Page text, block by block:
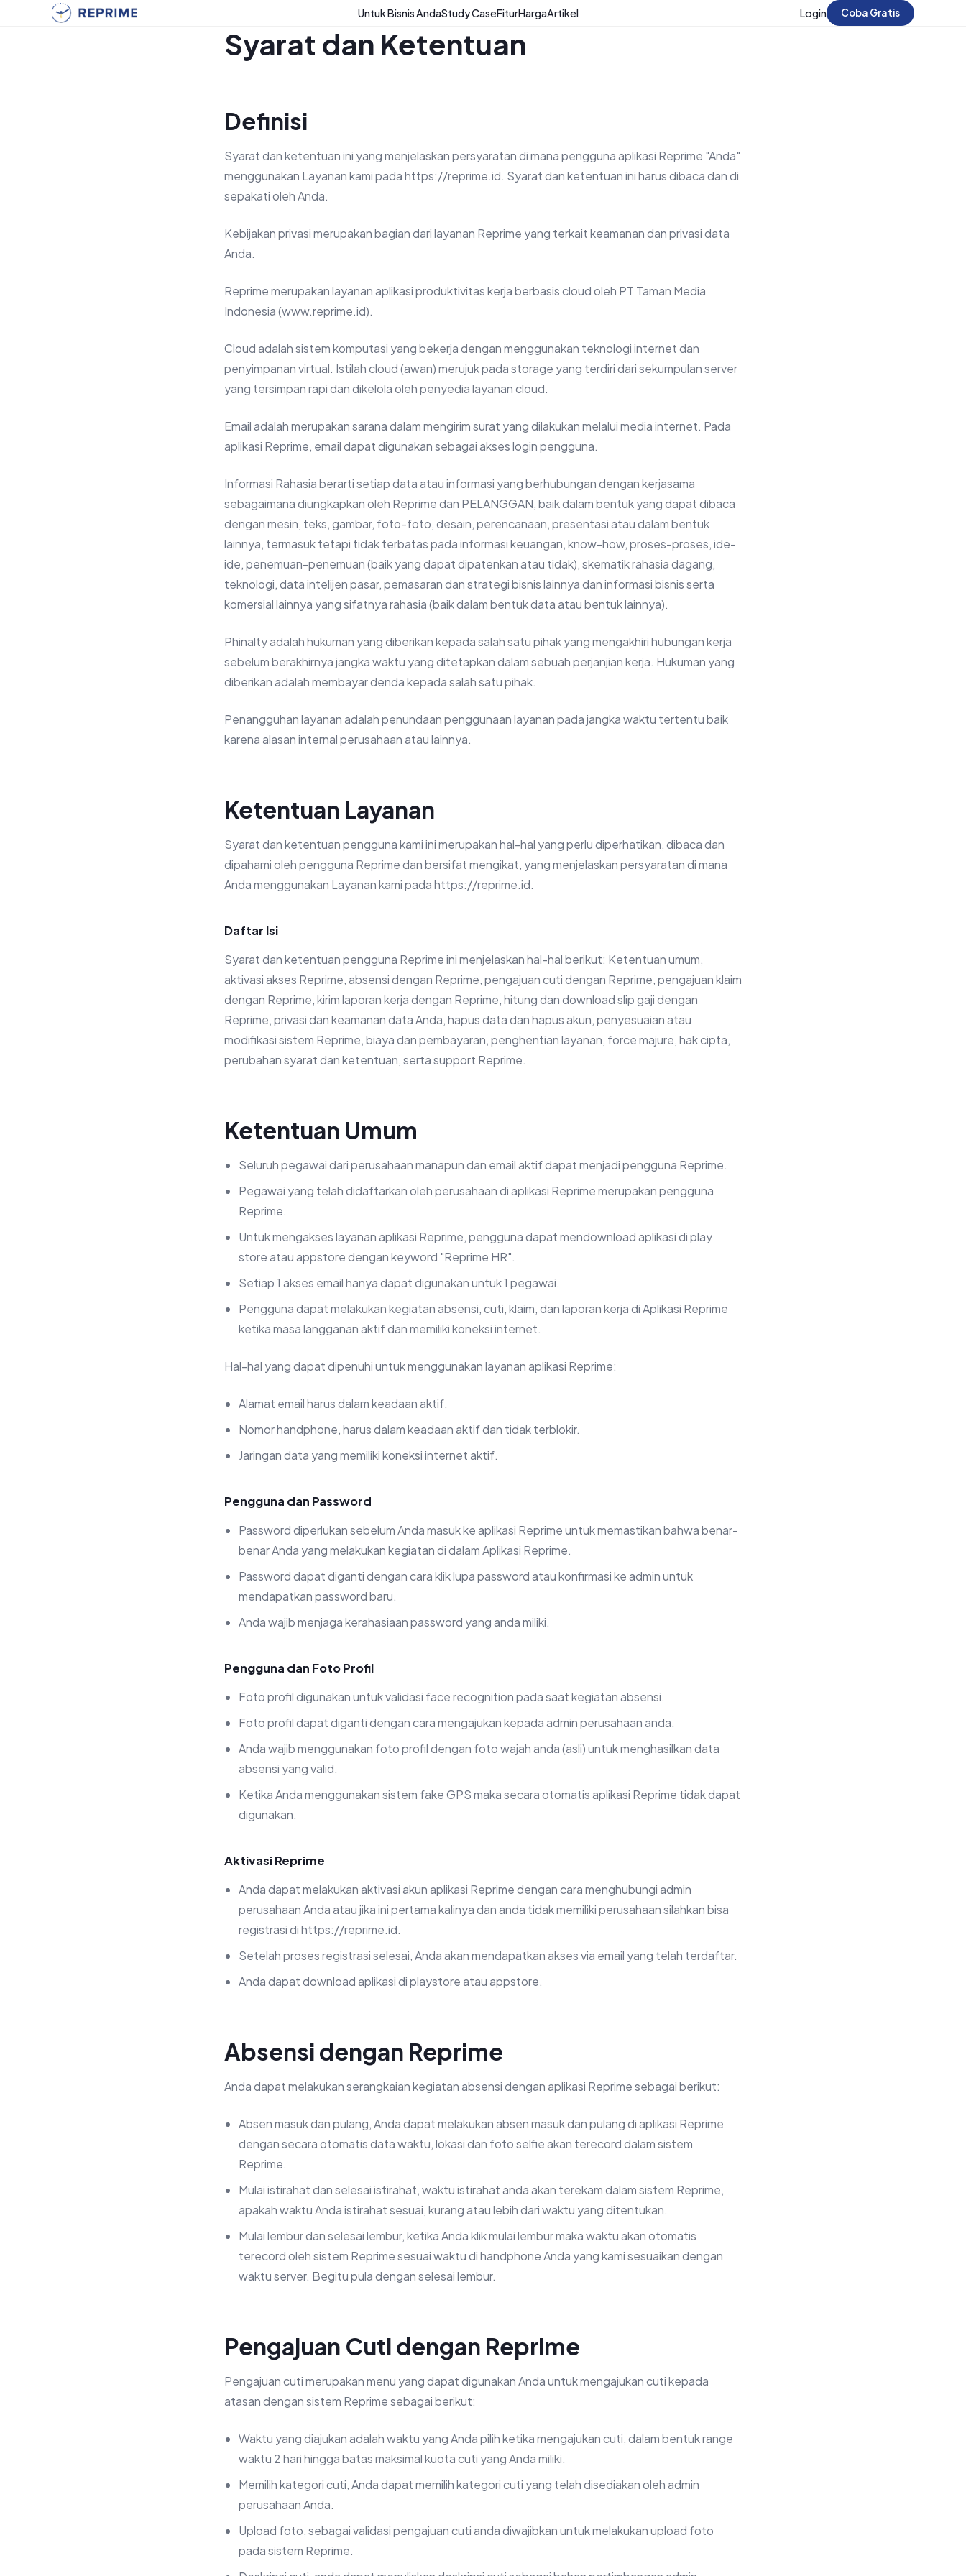
Untuk Bisnis AndaStudy CaseFiturHargaArtikel Login Coba Gratis
Syarat dan Ketentuan
Definisi
Syarat dan ketentuan ini yang menjelaskan persyaratan di mana pengguna aplikasi Reprime "Anda"
menggunakan Layanan kami pada https://reprime.id. Syarat dan ketentuan ini harus dibaca dan di
sepakati oleh Anda.
Kebijakan privasi merupakan bagian dari layanan Reprime yang terkait keamanan dan privasi data
Anda.
Reprime merupakan layanan aplikasi produktivitas kerja berbasis cloud oleh PT Taman Media
Indonesia (www.reprime.id).
Cloud adalah sistem komputasi yang bekerja dengan menggunakan teknologi internet dan
penyimpanan virtual. Istilah cloud (awan) merujuk pada storage yang terdiri dari sekumpulan server
yang tersimpan rapi dan dikelola oleh penyedia layanan cloud.
Email adalah merupakan sarana dalam mengirim surat yang dilakukan melalui media internet. Pada
aplikasi Reprime, email dapat digunakan sebagai akses login pengguna.
Informasi Rahasia berarti setiap data atau informasi yang berhubungan dengan kerjasama
sebagaimana diungkapkan oleh Reprime dan PELANGGAN, baik dalam bentuk yang dapat dibaca
dengan mesin, teks, gambar, foto-foto, desain, perencanaan, presentasi atau dalam bentuk
lainnya, termasuk tetapi tidak terbatas pada informasi keuangan, know-how, proses-proses, ide-
ide, penemuan-penemuan (baik yang dapat dipatenkan atau tidak), skematik rahasia dagang,
teknologi, data intelijen pasar, pemasaran dan strategi bisnis lainnya dan informasi bisnis serta
komersial lainnya yang sifatnya rahasia (baik dalam bentuk data atau bentuk lainnya).
Phinalty adalah hukuman yang diberikan kepada salah satu pihak yang mengakhiri hubungan kerja
sebelum berakhirnya jangka waktu yang ditetapkan dalam sebuah perjanjian kerja. Hukuman yang
diberikan adalah membayar denda kepada salah satu pihak.
Penangguhan layanan adalah penundaan penggunaan layanan pada jangka waktu tertentu baik
karena alasan internal perusahaan atau lainnya.
Ketentuan Layanan
Syarat dan ketentuan pengguna kami ini merupakan hal-hal yang perlu diperhatikan, dibaca dan
dipahami oleh pengguna Reprime dan bersifat mengikat, yang menjelaskan persyaratan di mana
Anda menggunakan Layanan kami pada https://reprime.id.
Daftar Isi
Syarat dan ketentuan pengguna Reprime ini menjelaskan hal-hal berikut: Ketentuan umum,
aktivasi akses Reprime, absensi dengan Reprime, pengajuan cuti dengan Reprime, pengajuan klaim
dengan Reprime, kirim laporan kerja dengan Reprime, hitung dan download slip gaji dengan
Reprime, privasi dan keamanan data Anda, hapus data dan hapus akun, penyesuaian atau
modifikasi sistem Reprime, biaya dan pembayaran, penghentian layanan, force majure, hak cipta,
perubahan syarat dan ketentuan, serta support Reprime.
Ketentuan Umum
Seluruh pegawai dari perusahaan manapun dan email aktif dapat menjadi pengguna Reprime.
Pegawai yang telah didaftarkan oleh perusahaan di aplikasi Reprime merupakan pengguna
Reprime.
Untuk mengakses layanan aplikasi Reprime, pengguna dapat mendownload aplikasi di play
store atau appstore dengan keyword "Reprime HR".
Setiap 1 akses email hanya dapat digunakan untuk 1 pegawai.
Pengguna dapat melakukan kegiatan absensi, cuti, klaim, dan laporan kerja di Aplikasi Reprime
ketika masa langganan aktif dan memiliki koneksi internet.
Hal-hal yang dapat dipenuhi untuk menggunakan layanan aplikasi Reprime:
Alamat email harus dalam keadaan aktif.
Nomor handphone, harus dalam keadaan aktif dan tidak terblokir.
Jaringan data yang memiliki koneksi internet aktif.
Pengguna dan Password
Password diperlukan sebelum Anda masuk ke aplikasi Reprime untuk memastikan bahwa benar-
benar Anda yang melakukan kegiatan di dalam Aplikasi Reprime.
Password dapat diganti dengan cara klik lupa password atau konfirmasi ke admin untuk
mendapatkan password baru.
Anda wajib menjaga kerahasiaan password yang anda miliki.
Pengguna dan Foto Profil
Foto profil digunakan untuk validasi face recognition pada saat kegiatan absensi.
Foto profil dapat diganti dengan cara mengajukan kepada admin perusahaan anda.
Anda wajib menggunakan foto profil dengan foto wajah anda (asli) untuk menghasilkan data
absensi yang valid.
Ketika Anda menggunakan sistem fake GPS maka secara otomatis aplikasi Reprime tidak dapat
digunakan.
Aktivasi Reprime
Anda dapat melakukan aktivasi akun aplikasi Reprime dengan cara menghubungi admin
perusahaan Anda atau jika ini pertama kalinya dan anda tidak memiliki perusahaan silahkan bisa
registrasi di https://reprime.id.
Setelah proses registrasi selesai, Anda akan mendapatkan akses via email yang telah terdaftar.
Anda dapat download aplikasi di playstore atau appstore.
Absensi dengan Reprime
Anda dapat melakukan serangkaian kegiatan absensi dengan aplikasi Reprime sebagai berikut:
Absen masuk dan pulang, Anda dapat melakukan absen masuk dan pulang di aplikasi Reprime
dengan secara otomatis data waktu, lokasi dan foto selfie akan terecord dalam sistem
Reprime.
Mulai istirahat dan selesai istirahat, waktu istirahat anda akan terekam dalam sistem Reprime,
apakah waktu Anda istirahat sesuai, kurang atau lebih dari waktu yang ditentukan.
Mulai lembur dan selesai lembur, ketika Anda klik mulai lembur maka waktu akan otomatis
terecord oleh sistem Reprime sesuai waktu di handphone Anda yang kami sesuaikan dengan
waktu server. Begitu pula dengan selesai lembur.
Pengajuan Cuti dengan Reprime
Pengajuan cuti merupakan menu yang dapat digunakan Anda untuk mengajukan cuti kepada
atasan dengan sistem Reprime sebagai berikut:
Waktu yang diajukan adalah waktu yang Anda pilih ketika mengajukan cuti, dalam bentuk range
waktu 2 hari hingga batas maksimal kuota cuti yang Anda miliki.
Memilih kategori cuti, Anda dapat memilih kategori cuti yang telah disediakan oleh admin
perusahaan Anda.
Upload foto, sebagai validasi pengajuan cuti anda diwajibkan untuk melakukan upload foto
pada sistem Reprime.